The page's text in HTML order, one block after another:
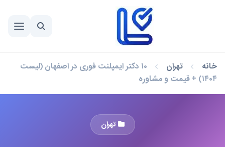
خانه تهران
۱۰ دکتر ایمپلنت فوری در اصفهان (لیست
۱۴۰۴) + قیمت و مشاوره
تهران